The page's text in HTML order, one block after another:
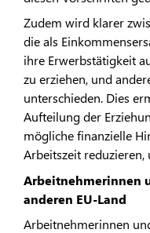
Zudem wird klarer
die als
ihre Erwerbstätigkeit
zu erziehen, und
unterschieden. Dies
Aufteilung der
mögliche finanzielle
Arbeitszeit
Arbeitnehmerinnen
anderen EU-Land
Arbeitnehmerinnen